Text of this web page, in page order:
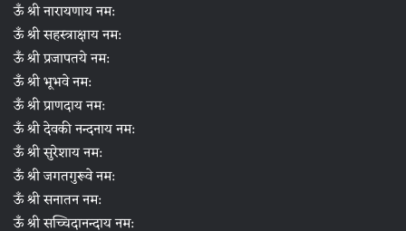
ऊँ श्री नारायणाय नम:
ऊँ श्री सहस्त्राक्षाय नम:
ऊँ श्री प्रजापतये नम:
ऊँ श्री भूभवे नम:
ऊँ श्री प्राणदाय नम:
ऊँ श्री देवकी नन्दनाय नम:
ऊँ श्री सुरेशाय नम:
ऊँ श्री जगतगुरूवे नम:
ऊँ श्री सनातन नम:
ऊँ श्री सच्चिदानन्दाय नम: